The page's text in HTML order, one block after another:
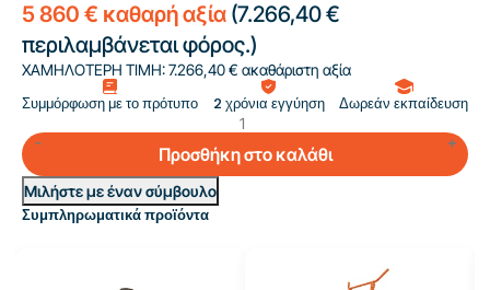
5 860 € καθαρή αξία (7.266,40 €
περιλαμβάνεται φόρος.)
ΧΑΜΗΛΟΤΕΡΗ ΤΙΜΗ:7.266,40 € ακαθάριστη αξία
Συμμόρφωση με το πρότυπο 2 χρόνια εγγύηση Δωρεάν εκπαίδευση
Προσθήκη στο καλάθι
Μιλήστε με έναν σύμβουλο
Συμπληρωματικά προϊόντα